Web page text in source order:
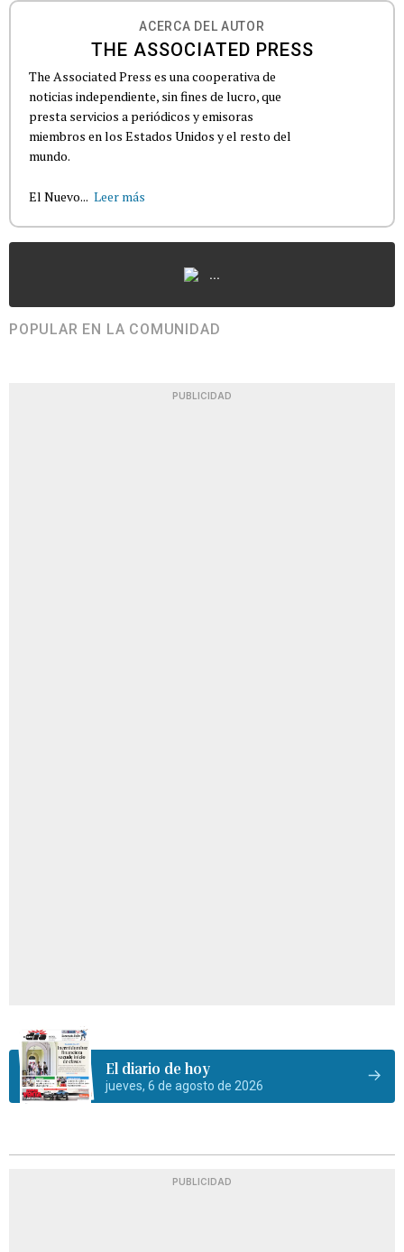
ACERCA DEL AUTOR
THE ASSOCIATED PRESS
The Associated Press es una cooperativa de
noticias independiente, sin fines de lucro, que
presta servicios a periódicos y emisoras
miembros en los Estados Unidos y el resto del
mundo.
El Nuevo... Leer más
...
POPULAR EN LA COMUNIDAD
PUBLICIDAD
El diario de hoy
jueves, 6 de agosto de 2026
PUBLICIDAD